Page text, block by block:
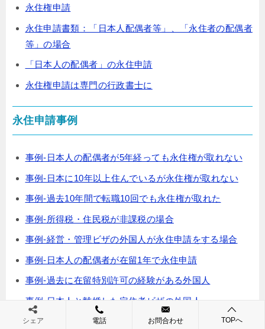
永住権申請
永住申請書類：「日本人配偶者等」、「永住者の配偶者
等」の場合
「日本人の配偶者」の永住申請
永住権申請は専門の行政書士に
永住申請事例
事例-日本人の配偶者が5年経っても永住権が取れない
事例-日本に10年以上住んでいるが永住権が取れない
事例-過去10年間で転職10回でも永住権が取れた
事例-所得税・住民税が非課税の場合
事例-経営・管理ビザの外国人が永住申請をする場合
事例-日本人の配偶者が在留1年で永住申請
事例-過去に在留特別許可の経験がある外国人
事例-日本人と離婚した定住者ビザの外国人
事例-元日本人が永住権を取得する場合
シェア 電話 お問合わせ TOPへ